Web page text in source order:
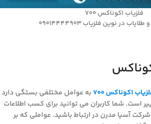
فلزیاب اکوناکس 700
در نوین فلزیاب 09014444903
اکوناکس 700
به عوامل مختلفی بستگی دارد
است. شما کاربران می توانید برای کسب اطلاعات
آسیا مدرن در ارتباط باشید. عواملی که بر